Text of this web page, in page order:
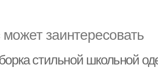
заинтересовать
стильной школьной